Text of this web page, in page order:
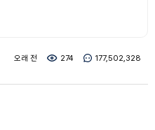
오래 전 274 177,502,328